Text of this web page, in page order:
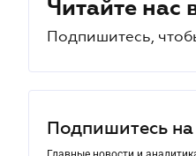
Читайте нас
Подпишитесь,
Подпишитесь на